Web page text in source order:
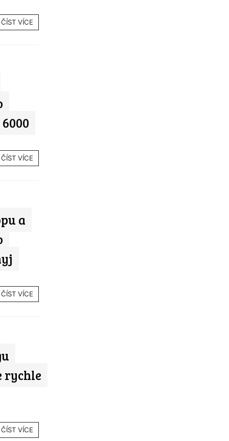
ČÍST VÍCE
ČÍST VÍCE
a
ČÍST VÍCE
rychle
ČÍST VÍCE